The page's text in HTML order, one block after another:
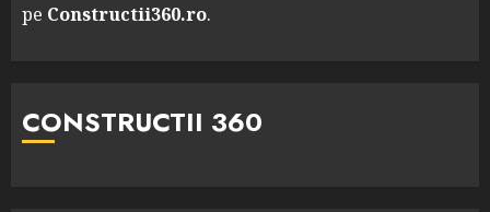
pe Constructii360.ro.
CONSTRUCTII 360